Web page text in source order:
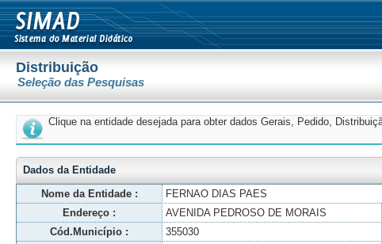
Distribuição
Seleção das Pesquisas
Clique na entidade desejada para obter dados Gerais, Pedido,
Dados da Entidade
Nome da Entidade :
FERNAO DIAS PAES
Endereço :
AVENIDA PEDROSO DE MORAIS
Cód.Município :
355030